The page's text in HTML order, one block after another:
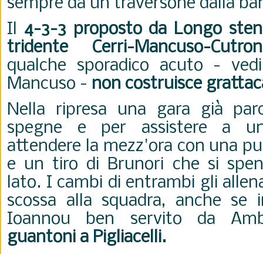
sempre da un traversone dalla
Il 4-3-3 proposto da Longo
tridente Cerri-Mancuso-
qualche sporadico acuto -
Mancuso - non costruisce
Nella ripresa una gara già
spegne e per assistere a
attendere la mezz'ora con una
e un tiro di Brunori che si
lato. I cambi di entrambi gli
scossa alla squadra, anche se
Ioannou ben servito da
guantoni a Pigliacelli.